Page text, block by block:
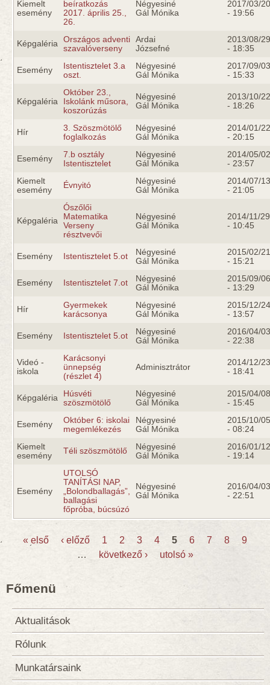
Kiemelt
esemény
beíratkozás
2017. április 25.,
26.
Négyesiné
Gál Mónika
2017/03/20
- 19:56
Képgaléria
Országos adventi
szavalóverseny
Ardai
Józsefné
2013/08/29
- 18:35
Esemény
Istentisztelet 3.a
oszt.
Négyesiné
Gál Mónika
2017/09/03
- 15:33
Képgaléria
Október 23.,
Iskolánk műsora,
koszorúzás
Négyesiné
Gál Mónika
2013/10/22
- 18:26
Hír
3. Szöszmötölő
foglalkozás
Négyesiné
Gál Mónika
2014/01/22
- 20:15
Esemény
7.b osztály
Istentisztelet
Négyesiné
Gál Mónika
2014/05/02
- 23:57
Kiemelt
esemény
Évnyitó
Négyesiné
Gál Mónika
2014/07/13
- 21:05
Képgaléria
Ószőlői
Matematika
Verseny
résztvevői
Négyesiné
Gál Mónika
2014/11/29
- 10:45
Esemény Istentisztelet 5.ot
Négyesiné
Gál Mónika
2015/02/21
- 15:21
Esemény Istentisztelet 7.ot
Négyesiné
Gál Mónika
2015/09/06
- 13:29
Hír
Gyermekek
karácsonya
Négyesiné
Gál Mónika
2015/12/24
- 13:57
Esemény Istentisztelet 5.ot
Négyesiné
Gál Mónika
2016/04/03
- 22:38
Videó -
iskola
Karácsonyi
ünnepség
(részlet 4)
Adminisztrátor
2014/12/23
- 18:41
Képgaléria
Húsvéti
szöszmötölő
Négyesiné
Gál Mónika
2015/04/08
- 15:45
Esemény
Október 6: iskolai
megemlékezés
Négyesiné
Gál Mónika
2015/10/05
- 08:24
Kiemelt
esemény
Téli szöszmötölő
Négyesiné
Gál Mónika
2016/01/12
- 19:14
Esemény
UTOLSÓ
TANÍTÁSI NAP,
„Bolondballagás”,
ballagási
főpróba, búcsúzó
Négyesiné
Gál Mónika
2016/04/03
- 22:51
« első ‹ előző 1 2 3 4 5 6 7 8
9
…
következő › utolsó »
Főmenü
Aktualitások
Rólunk
Munkatársaink